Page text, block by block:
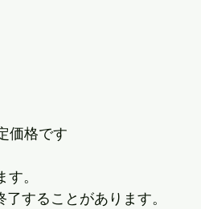
価格です
す。
ることがあります。